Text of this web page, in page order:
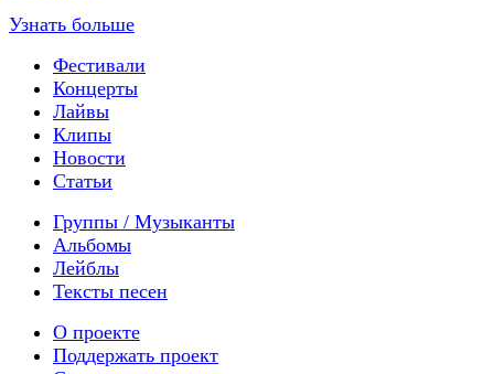
Узнать больше
Фестивали
Концерты
Лайвы
Клипы
Новости
Статьи
Группы / Музыканты
Альбомы
Лейблы
Тексты песен
О проекте
Поддержать проект